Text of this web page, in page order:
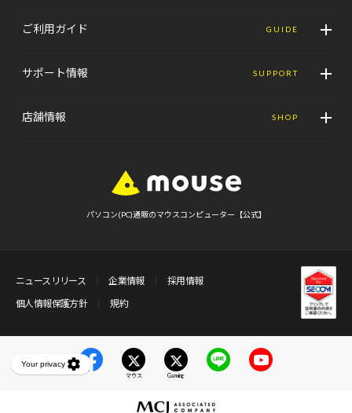
ご利用ガイド GUIDE
サポート情報 SUPPORT
店舗情報 SHOP
パソコン(PC)通販のマウスコンピューター【公式】
ニュースリリース 企業情報
採用情報
個人情報保護方針
規約
マウス Gaming